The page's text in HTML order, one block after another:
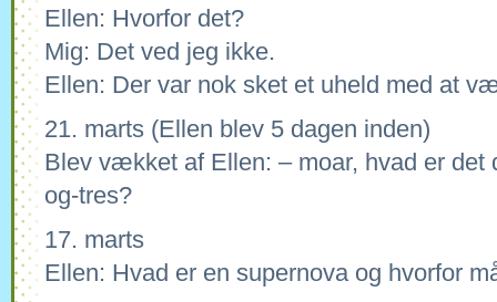
Ellen: Hvorfor det?
Mig: Det ved jeg ikke.
Ellen: Der var nok sket et uheld med at
21. marts (Ellen blev 5 dagen inden)
Blev vækket af Ellen: – moar, hvad er det
og-tres?
17. marts
Ellen: Hvad er en supernova og hvorfor